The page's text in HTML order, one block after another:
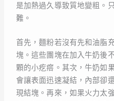
是加熱過久導致質地變粗。
難。
首先，麵粉若沒有先和油脂
塊。這些團塊在加入牛奶後
顆的小疙瘩。其次，牛奶如
會讓表面迅速凝結，內部卻
現結塊。再來，如果火力太